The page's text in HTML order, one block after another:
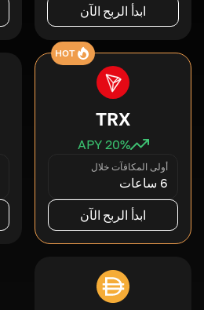
ابدأ الربح الآن
HOT
TRX
20% APY
أولى المكافآت خلال
6 ساعات
ابدأ الربح الآن